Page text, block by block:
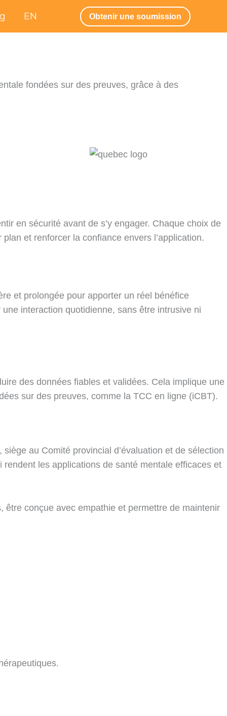
EN Obtenir une soumission
fondées sur des preuves, grâce à des
en sécurité avant de s’y engager. Chaque choix de
et renforcer la confiance envers l’application.
et prolongée pour apporter un réel bénéfice
interaction quotidienne, sans être intrusive ni
des données fiables et validées. Cela implique une
sur des preuves, comme la TCC en ligne (iCBT).
au Comité provincial d’évaluation et de sélection
les applications de santé mentale efficaces et
être conçue avec empathie et permettre de maintenir